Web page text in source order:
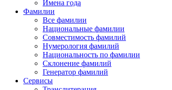
Имена года
Фамилии
Все фамилии
Национальные фамилии
Совместимость фамилий
Нумерология фамилий
Национальность по фамилии
Склонение фамилий
Генератор фамилий
Сервисы